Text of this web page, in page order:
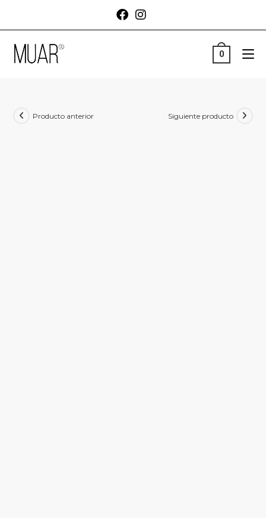
0
Producto anterior Siguiente producto